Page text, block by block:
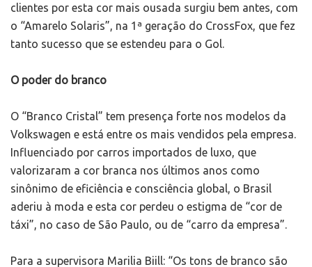
clientes por esta cor mais ousada surgiu bem antes, com
o “Amarelo Solaris”, na 1ª geração do CrossFox, que fez
tanto sucesso que se estendeu para o Gol.
O poder do branco
O “Branco Cristal” tem presença forte nos modelos da
Volkswagen e está entre os mais vendidos pela empresa.
Influenciado por carros importados de luxo, que
valorizaram a cor branca nos últimos anos como
sinônimo de eficiência e consciência global, o Brasil
aderiu à moda e esta cor perdeu o estigma de “cor de
táxi”, no caso de São Paulo, ou de “carro da empresa”.
Para a supervisora Marilia Biill: “Os tons de branco são